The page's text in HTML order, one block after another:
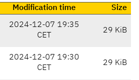
Modification time
Size
2024-12-07 19:35
CET
29 KiB
2024-12-07 19:30
CET
29 KiB